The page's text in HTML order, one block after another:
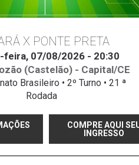
X PONTE PRETA
feira, 07/08/2026 - 20:30
(Castelão) - Capital/CE
Brasileiro • 2º Turno • 21 ª
Rodada
COMPRE AQUI
INGRESSO